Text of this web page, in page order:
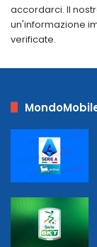
accordarci. Il
un'informazione
verificate.